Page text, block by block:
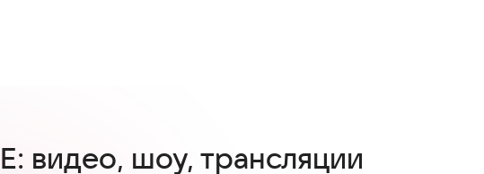
видео, шоу, трансляции